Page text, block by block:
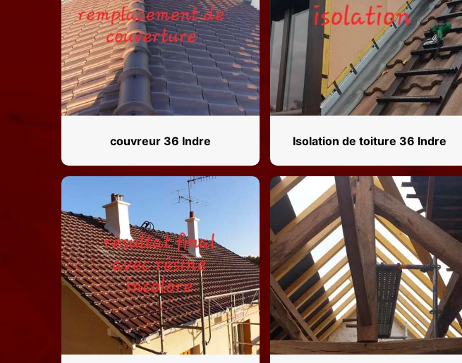
couvreur 36 Indre Isolation de toiture 36 Indre